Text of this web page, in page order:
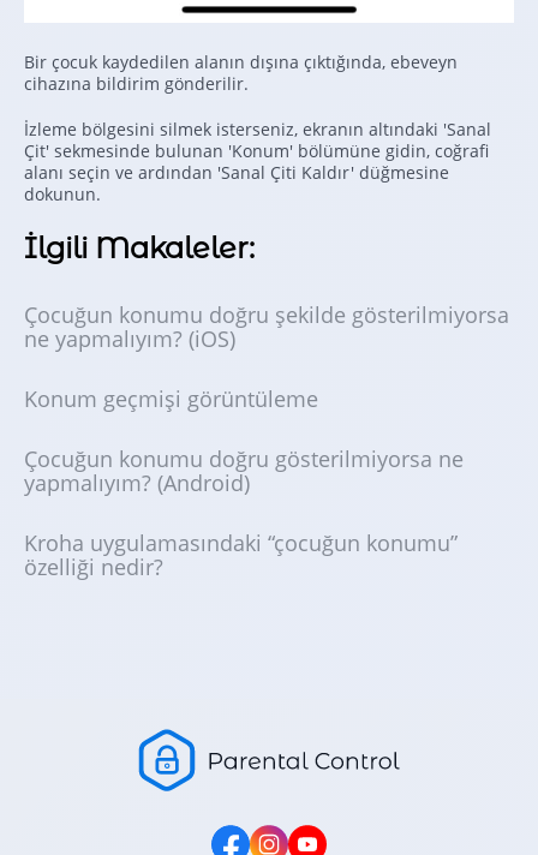
Bir çocuk kaydedilen alanın dışına çıktığında, ebeveyn
cihazına bildirim gönderilir.
İzleme bölgesini silmek isterseniz, ekranın altındaki 'Sanal
Çit' sekmesinde bulunan 'Konum' bölümüne gidin, coğrafi
alanı seçin ve ardından 'Sanal Çiti Kaldır' düğmesine
dokunun.
İlgili Makaleler:
Çocuğun konumu doğru şekilde gösterilmiyorsa
ne yapmalıyım? (iOS)
Konum geçmişi görüntüleme
Çocuğun konumu doğru gösterilmiyorsa ne
yapmalıyım? (Android)
Kroha uygulamasındaki “çocuğun konumu”
özelliği nedir?